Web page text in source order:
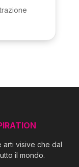
arti visive che dal
il mondo.